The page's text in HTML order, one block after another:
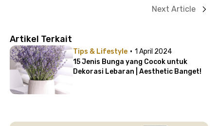
Next Article
Artikel Terkait
Tips & Lifestyle · 1 April 2024
15 Jenis Bunga yang Cocok untuk
Dekorasi Lebaran | Aesthetic Banget!